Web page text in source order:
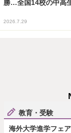
勝…全国14校の中高
2026.7.29
教育・受験
海外大学進学フェ